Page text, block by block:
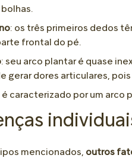
: os três primeiros dedos
frontal do pé.
: seu arco plantar é quase
gerar dores articulares,
é caracterizado por um arco
mencionados, outros